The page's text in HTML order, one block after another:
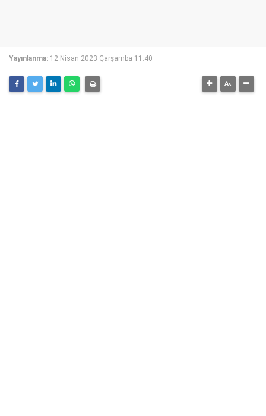
Yayınlanma: 12 Nisan 2023 Çarşamba 11:40